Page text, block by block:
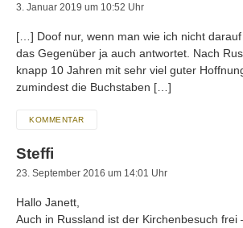
3. Januar 2019 um 10:52 Uhr
[…] Doof nur, wenn man wie ich nicht
das Gegenüber ja auch antwortet. Nach
knapp 10 Jahren mit sehr viel guter
zumindest die Buchstaben […]
KOMMENTAR
Steffi
23. September 2016 um 14:01 Uhr
Hallo Janett,
Auch in Russland ist der Kirchenbesuch frei